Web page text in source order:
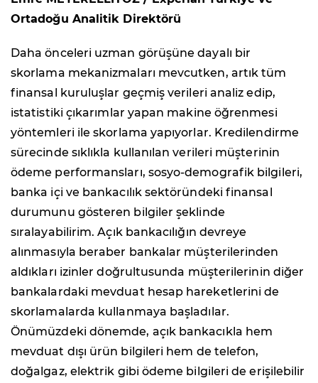
Ortadoğu Analitik Direktörü
Daha önceleri uzman görüşüne dayalı bir
skorlama mekanizmaları mevcutken, artık tüm
finansal kuruluşlar geçmiş verileri analiz edip,
istatistiki çıkarımlar yapan makine öğrenmesi
yöntemleri ile skorlama yapıyorlar. Kredilendirme
sürecinde sıklıkla kullanılan verileri müşterinin
ödeme performansları, sosyo-demografik bilgileri,
banka içi ve bankacılık sektöründeki finansal
durumunu gösteren bilgiler şeklinde
sıralayabilirim. Açık bankacılığın devreye
alınmasıyla beraber bankalar müşterilerinden
aldıkları izinler doğrultusunda müşterilerinin diğer
bankalardaki mevduat hesap hareketlerini de
skorlamalarda kullanmaya başladılar.
Önümüzdeki dönemde, açık bankacıkla hem
mevduat dışı ürün bilgileri hem de telefon,
doğalgaz, elektrik gibi ödeme bilgileri de erişilebilir